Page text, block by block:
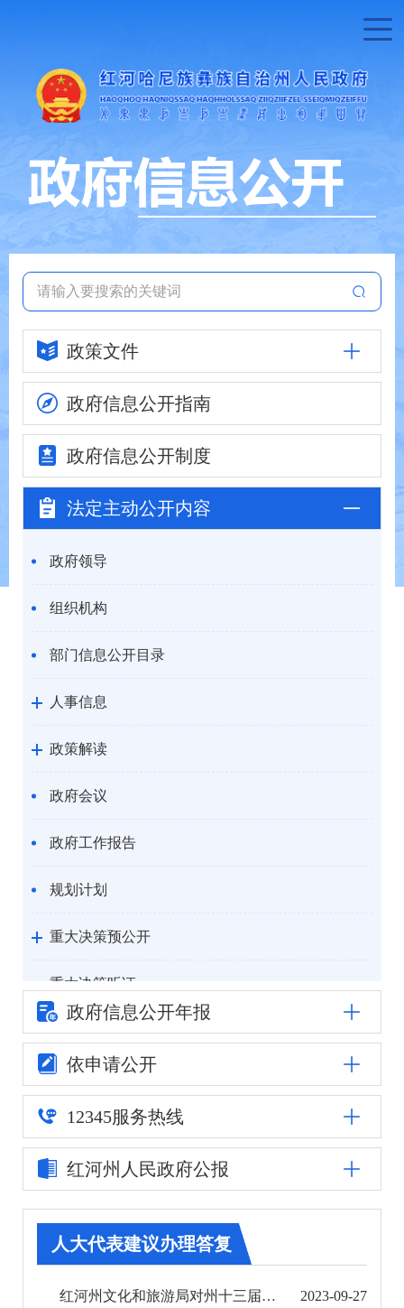
政策文件
政府信息公开指南
政府信息公开制度
法定主动公开内容
政府领导
组织机构
部门信息公开目录
人事信息
政策解读
政府会议
政府工作报告
规划计划
重大决策预公开
重大决策听证
统计信息
自然资源
公安司法
重点领域信息公开
权责清单
政府信息公开年报
依申请公开
12345服务热线
红河州人民政府公报
人大代表建议办理答复
红河州文化和旅游局对州十三届人大三次会议第0371号建议的答复 2023-09-27